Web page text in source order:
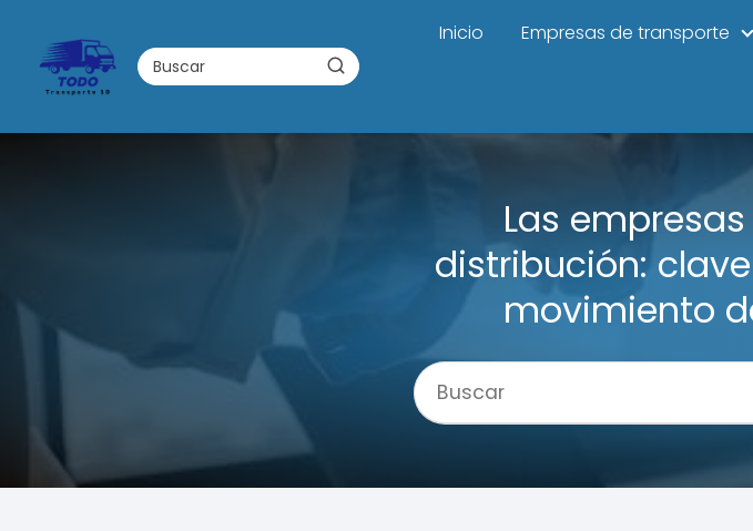
Inicio Empresas de transporte
Las
distribución:
movimiento